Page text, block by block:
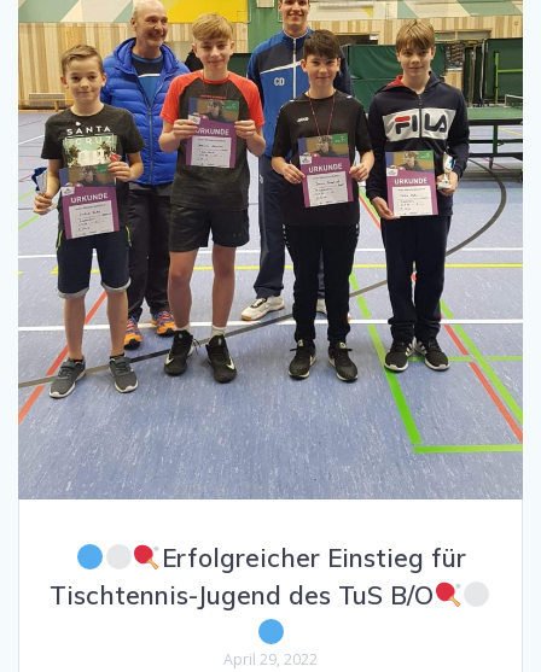
Erfolgreicher Einstieg für
Tischtennis-Jugend des TuS B/O
April 29, 2022